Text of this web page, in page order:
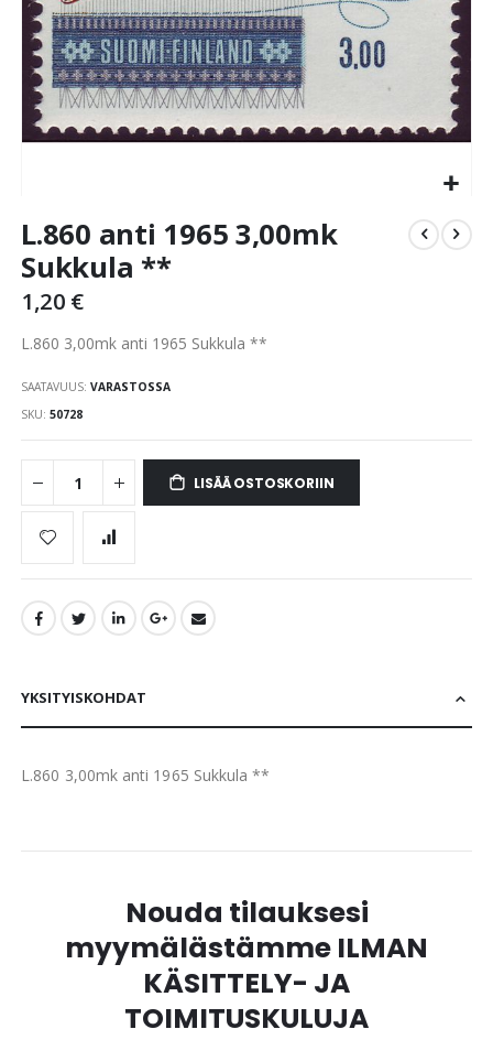
to
beginning
of
images
L.860 anti 1965 3,00mk
Sukkula **
1,20 €
L.860 3,00mk anti 1965 Sukkula **
SAATAVUUS: VARASTOSSA
SKU 50728
LISÄÄ OSTOSKORIIN
YKSITYISKOHDAT
L.860 3,00mk anti 1965 Sukkula **
Nouda tilauksesi
myymälästämme ILMAN
KÄSITTELY- JA
TOIMITUSKULUJA